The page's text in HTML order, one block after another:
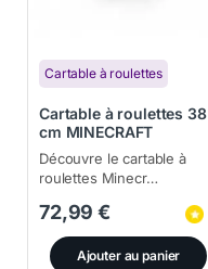
Cartable à roulettes
Cartable à roulettes 38
cm MINECRAFT
38x31x16cm
Découvre le cartable à
roulettes Minecr…
72,99€
Ajouter au panier